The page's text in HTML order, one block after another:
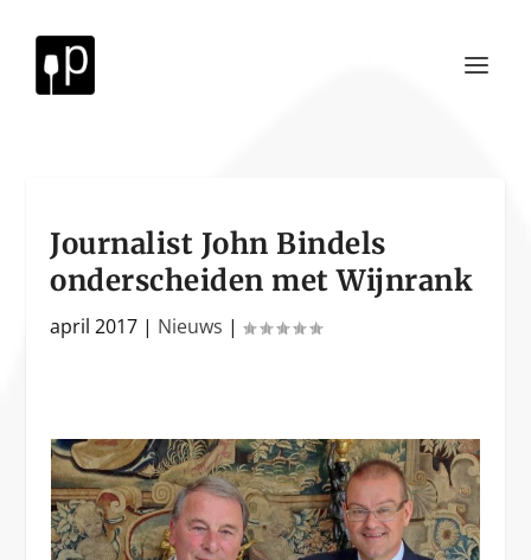
Journalist John Bindels
onderscheiden met Wijnrank
april 2017 | Nieuws |